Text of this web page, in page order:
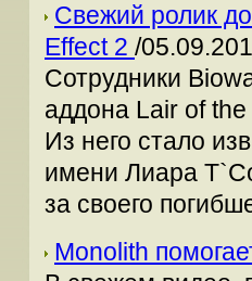
Свежий ролик
Effect 2 /
Сотрудники
аддона Lair of
Из него стало
имени Лиара
за своего
Monolith